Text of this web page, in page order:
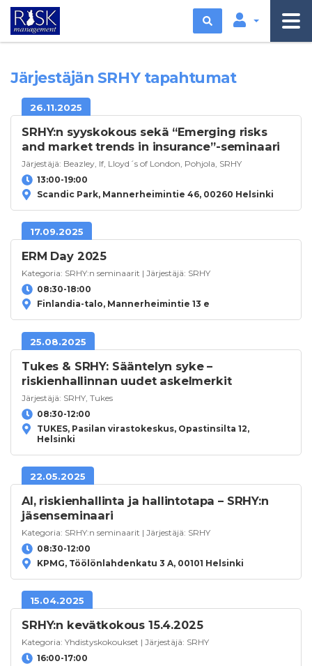
Etsi
Järjestäjän SRHY tapahtumat
26.11.2025
SRHY:n syyskokous sekä “Emerging risks
and market trends in insurance”-seminaari
Järjestäjä: Beazley, If, Lloyd´s of London, Pohjola, SRHY
13:00-19:00
Scandic Park, Mannerheimintie 46, 00260 Helsinki
17.09.2025
ERM Day 2025
Kategoria: SRHY:n seminaarit | Järjestäjä: SRHY
08:30-18:00
Finlandia-talo, Mannerheimintie 13 e
25.08.2025
Tukes & SRHY: Sääntelyn syke –
riskienhallinnan uudet askelmerkit
Järjestäjä: SRHY Tukes
08:30-12:00
TUKES, Pasilan virastokeskus, Opastinsilta 12,
Helsinki
22.05.2025
AI, riskienhallinta ja hallintotapa – SRHY:n
jäsenseminaari
Kategoria: SRHY:n seminaarit | Järjestäjä: SRHY
08:30-12:00
KPMG, Töölönlahdenkatu 3 A, 00101 Helsinki
15.04.2025
SRHY:n kevätkokous 15.4.2025
Kategoria: Yhdistyskokoukset | Järjestäjä: SRHY
16:00-17:00